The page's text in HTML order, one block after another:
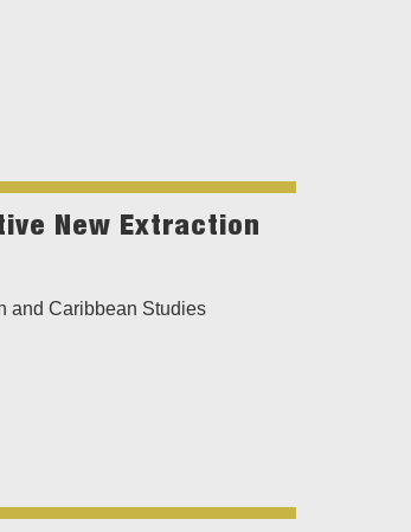
New Extraction
and Caribbean Studies